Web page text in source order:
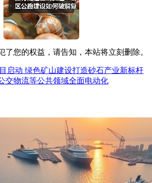
了您的权益，请告知，本站将立刻删除。
启动 绿色矿山建设打造砂石产业新标杆
交物流等公共领域全面电动化